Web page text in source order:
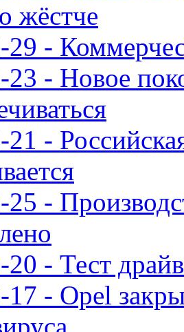
жёстче
-
23 - Новое
-
25 -
20 - Тест
- Opel